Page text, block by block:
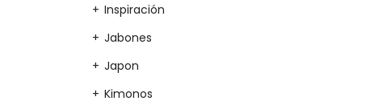
Inspiración
Jabones
Japon
Kimonos